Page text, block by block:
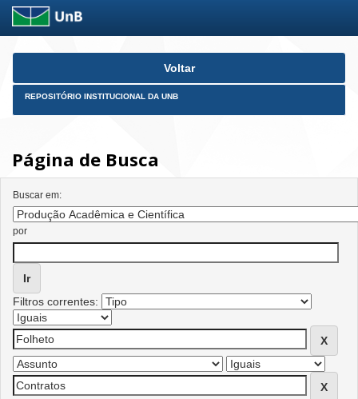
Skip
Voltar
REPOSITÓRIO INSTITUCIONAL DA UNB
Página de Busca
Buscar em:
por
Filtros correntes: